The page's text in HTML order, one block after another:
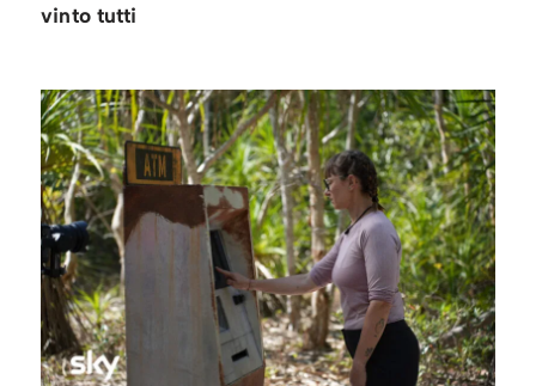
vinto tutti